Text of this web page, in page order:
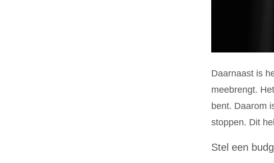
Daarnaast is
meebrengt.
bent. Daarom
stoppen. Dit
Stel een